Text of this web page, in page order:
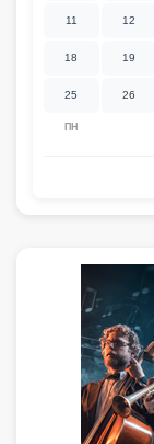
ПН
11 12
18 19
25 26